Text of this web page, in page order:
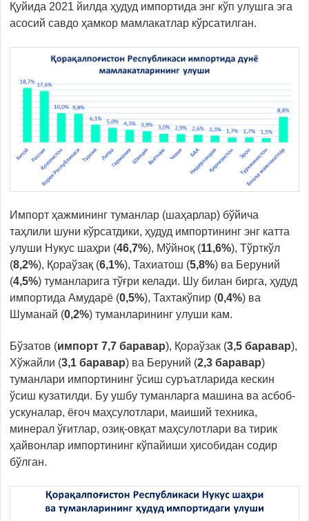
Қуйида 2021 йилда ҳудуд импортида энг кўп улушга эга
асосий савдо ҳамкор мамлакатлар кўрсатилган.
Импорт ҳажмининг туманлар (шаҳарлар) бўйича
таҳлили шуни кўрсатдики, ҳудуд импортининг энг катта
улуши Нукус шаҳри (46,7%), Мўйноқ (11,6%), Тўрткўл
(8,2%), Қораўзақ (6,1%), Тахиатош (5,8%) ва Беруний
(4,5%) туманларига тўғри келади. Шу билан бирга, ҳудуд
импортида Амударё (0,5%), Тахтакўпир (0,4%) ва
Шуманай (0,2%) туманларининг улуши кам.
Бўзатов (импорт 7,7 баравар), Қораўзак (3,5 баравар),
Хўжайли (3,1 баравар) ва Беруний (2,3 баравар)
туманлари импортининг ўсиш суръатларида кескин
ўсиш кузатилди. Бу ушбу туманларга машина ва асбоб-
ускуналар, ёғоч маҳсулотлари, маиший техника,
минерал ўғитлар, озиқ-овқат маҳсулотлари ва тирик
ҳайвонлар импортининг кўпайиши ҳисобидан содир
бўлган.